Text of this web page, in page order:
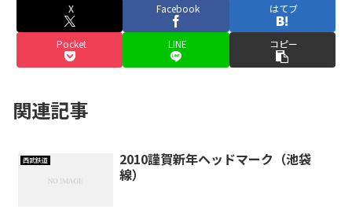
X Facebook はてブ
Pocket LINE コピー
関連記事
西武鉄道
2010謹賀新年ヘッドマーク（池袋
線）